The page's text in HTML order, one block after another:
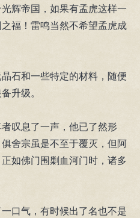
辉帝国，如果有孟虎这样一
福！雷鸣当然不希望孟虎成
石和一些特定的材料，随便
升级。
叹息了一声，他已了然形
舍宗虽是不至于覆灭，但阿
如佛门围剿血河门时，诸多
口气，有时候出了名也不是